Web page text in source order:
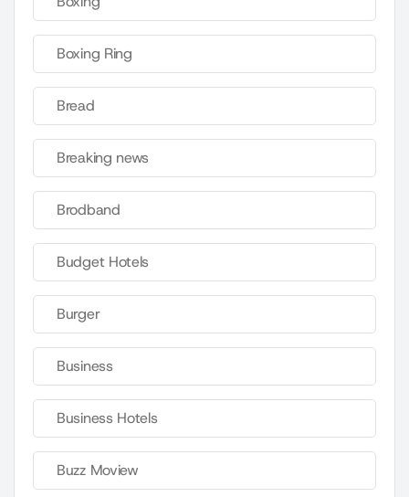
Boxing Ring
Bread
Breaking news
Brodband
Budget Hotels
Burger
Business
Business Hotels
Buzz Moview